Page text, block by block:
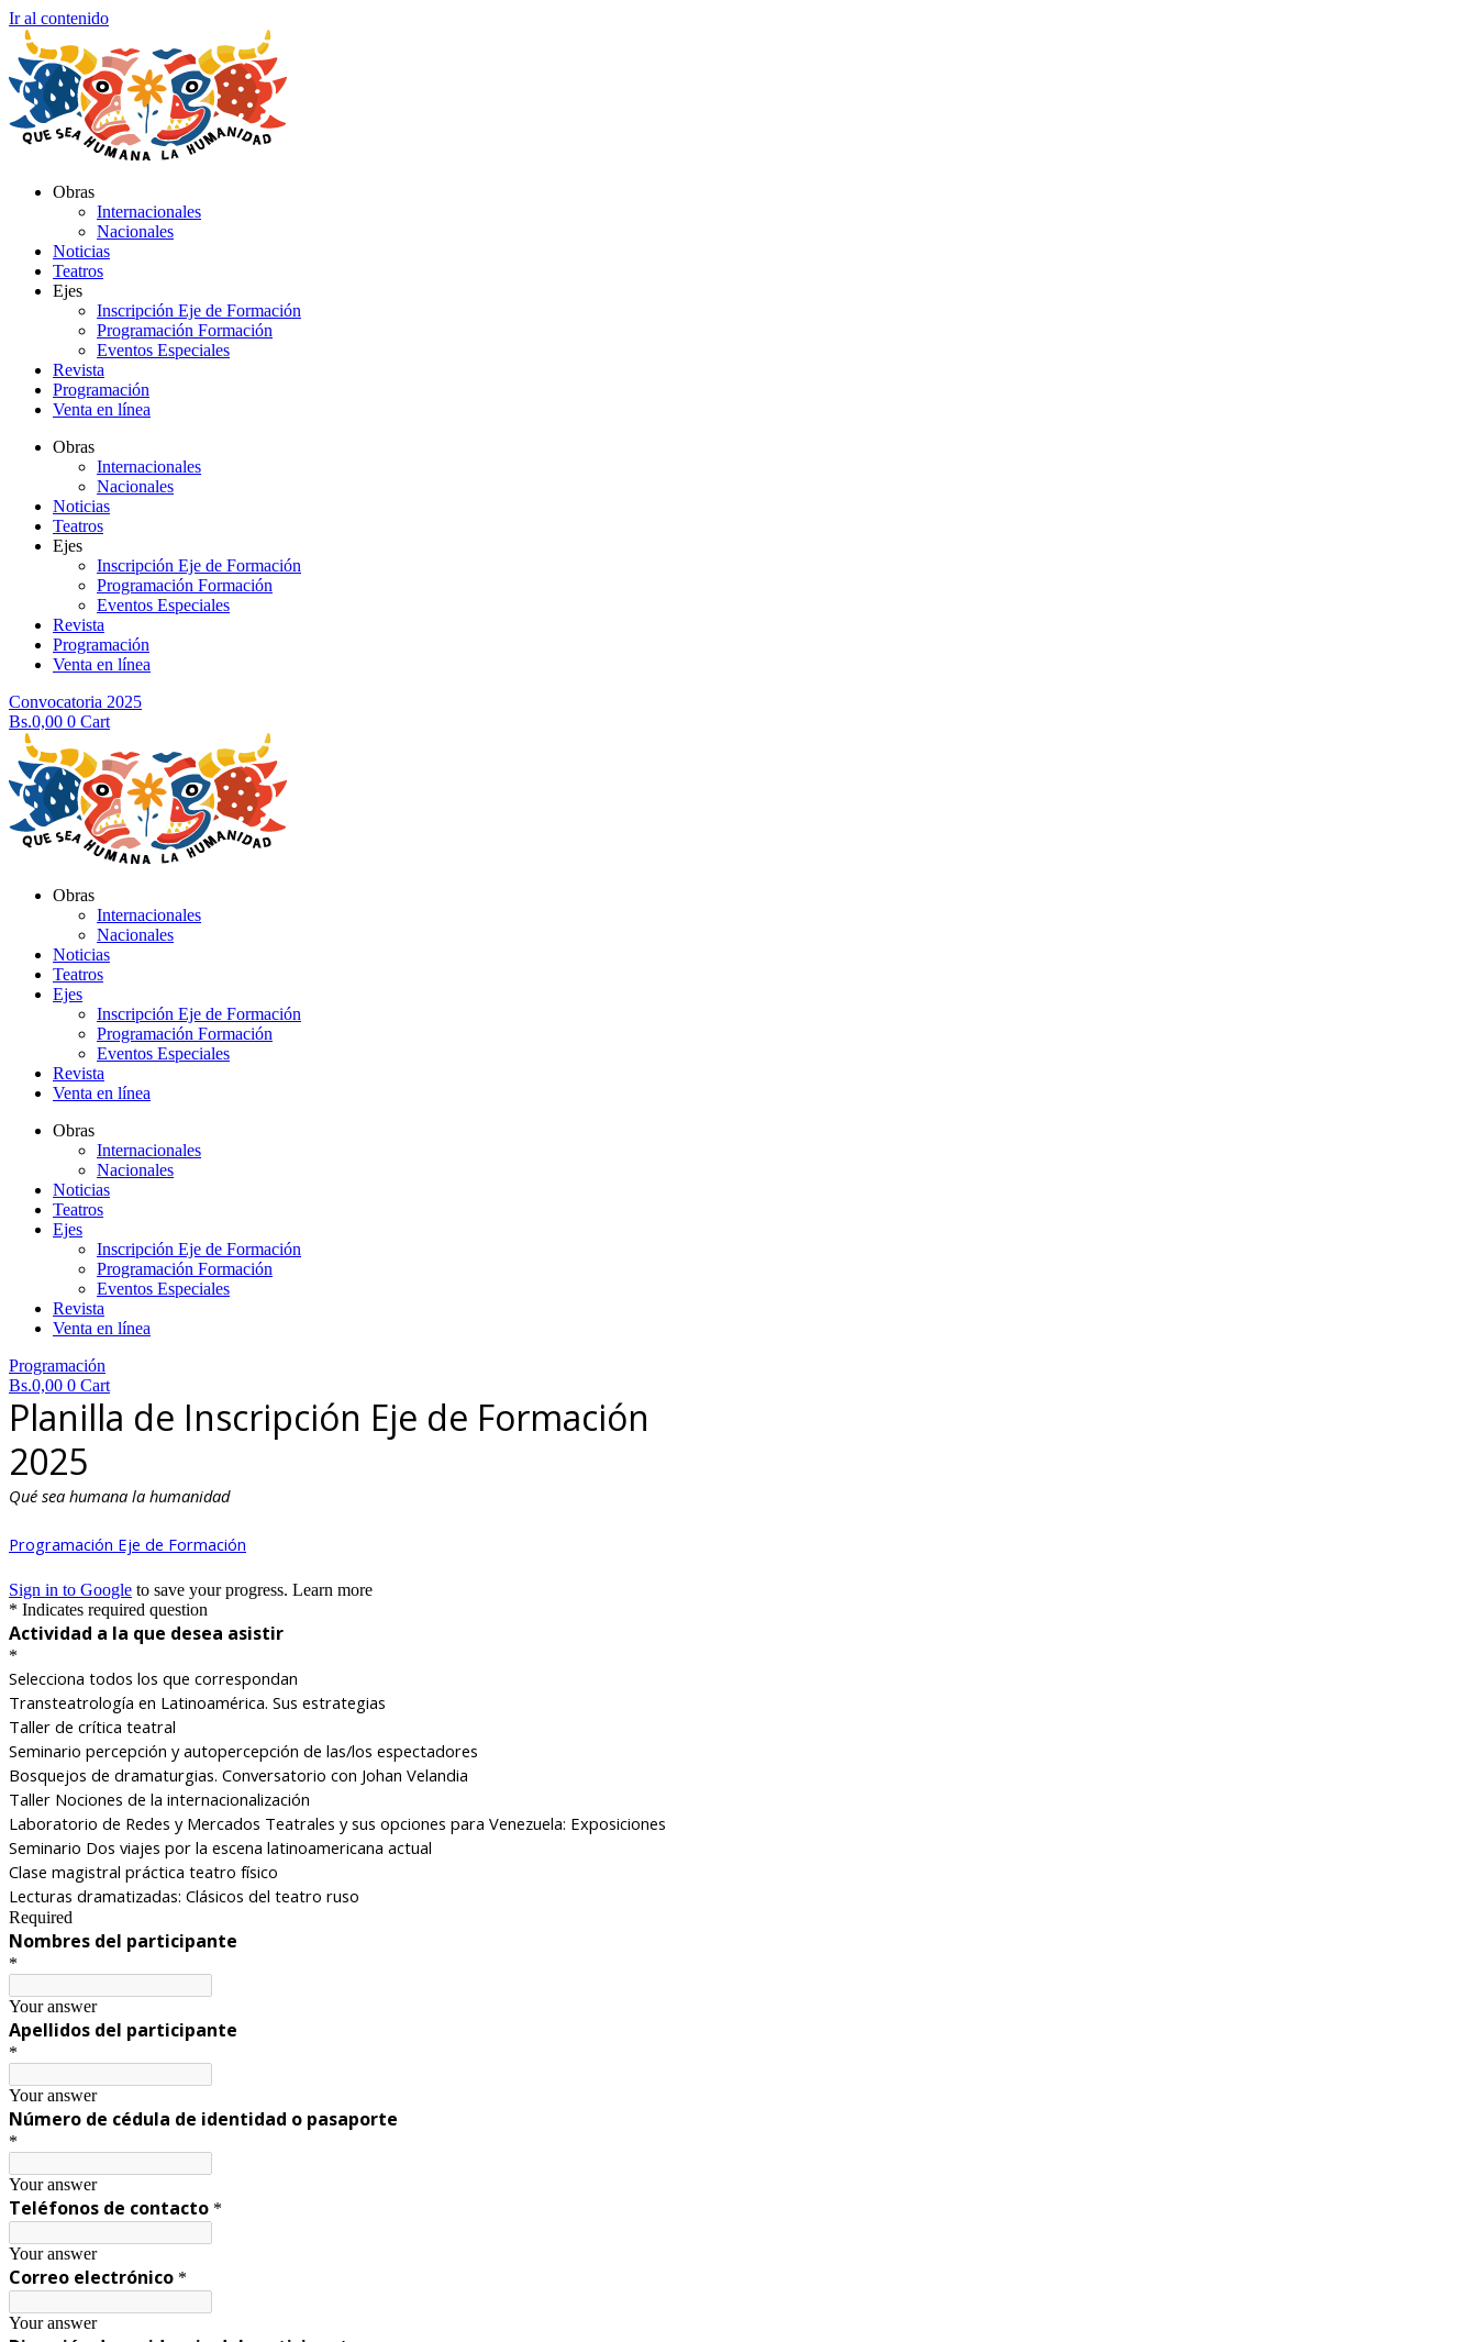
Ir al contenido
Obras
Internacionales
Nacionales
Noticias
Teatros
Ejes
Inscripción Eje de Formación
Programación Formación
Eventos Especiales
Revista
Programación
Venta en línea
Obras
Internacionales
Nacionales
Noticias
Teatros
Ejes
Inscripción Eje de Formación
Programación Formación
Eventos Especiales
Revista
Programación
Venta en línea
Convocatoria 2025
Bs.0,00 0 Cart
Obras
Internacionales
Nacionales
Noticias
Teatros
Ejes
Inscripción Eje de Formación
Programación Formación
Eventos Especiales
Revista
Venta en línea
Obras
Internacionales
Nacionales
Noticias
Teatros
Ejes
Inscripción Eje de Formación
Programación Formación
Eventos Especiales
Revista
Venta en línea
Programación
Bs.0,00 0 Cart